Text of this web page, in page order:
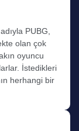
PUBG,
olan çok
oyuncu
İstedikleri
herhangi bir